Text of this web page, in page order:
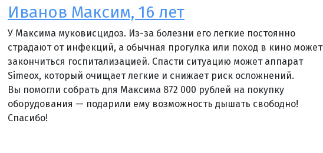
Иванов Максим, 16 лет
У Максима муковисцидоз. Из-за болезни его легкие постоянно
страдают от инфекций, а обычная прогулка или поход в кино может
закончиться госпитализацией. Спасти ситуацию может аппарат
Simeox, который очищает легкие и снижает риск осложнений.
Вы помогли собрать для Максима 872 000 рублей на покупку
оборудования — подарили ему возможность дышать свободно!
Спасибо!